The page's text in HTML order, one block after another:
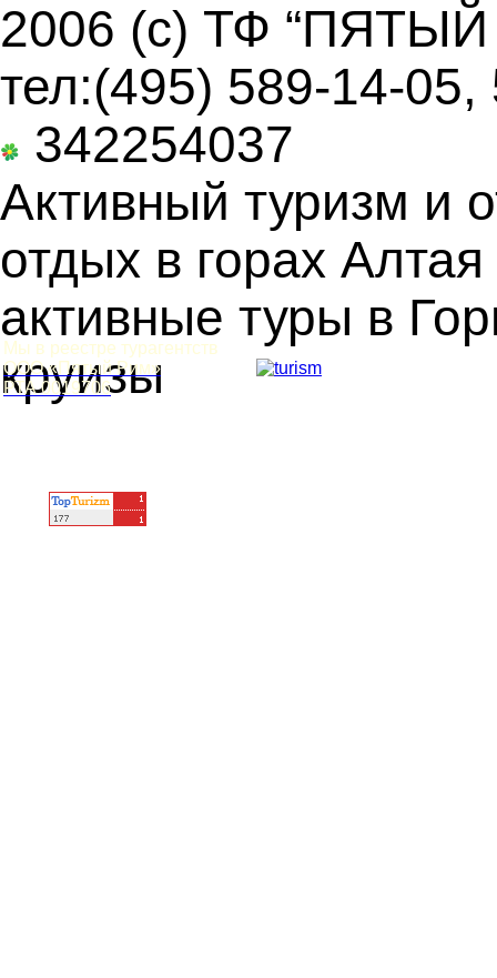
2006 (c) ТФ “ПЯТЫЙ
тел:(495) 589-14-05,
342254037
Активный туризм и
отдых в горах
активные туры в
круизы
Мы в реестре турагентств
ООО «Пятый Рим»
РТА 0019706